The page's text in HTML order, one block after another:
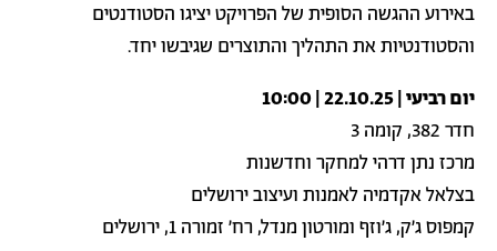
באירוע ההגשה הסופית של הפרויקט יציגו הסטודנטים
והסטודנטיות את התהליך והתוצרים שגיבשו יחד.
יום רביעי | 22.10.25 | 10:00
חדר 382, קומה 3
מרכז נתן דרהי למחקר וחדשנות
בצלאל אקדמיה לאמנות ועיצוב ירושלים
קמפוס ג׳ק, ג׳וזף ומורטון מנדל, רח׳ זמורה 1, ירושלים